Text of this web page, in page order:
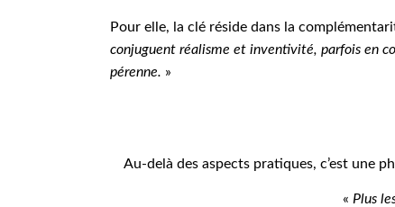
Pour elle, la clé réside dans la
conjuguent réalisme et inventivité, parfois en
pérenne. »
Au-delà des aspects pratiques, c’est une
« Plus